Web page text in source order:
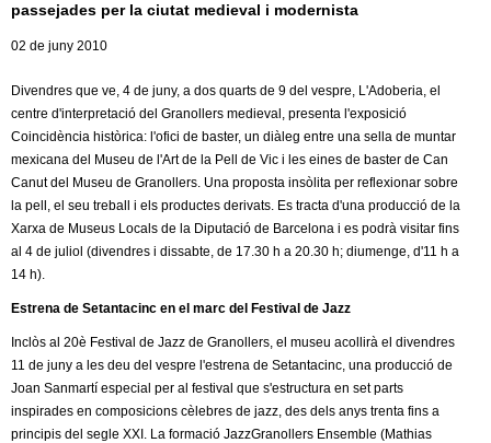
a
m
e
n
d
e
G
a
r
d
e
e
r
passejades per la ciutat medieval i modernista
02 de juny 2010
Divendres que ve, 4 de juny, a dos quarts de 9 del vespre, L'Adoberia, el
centre d'interpretació del Granollers medieval, presenta l'exposició
Coincidència històrica: l'ofici de baster, un diàleg entre una sella de muntar
mexicana del Museu de l'Art de la Pell de Vic i les eines de baster de Can
Canut del Museu de Granollers. Una proposta insòlita per reflexionar sobre
la pell, el seu treball i els productes derivats. Es tracta d'una producció de la
Xarxa de Museus Locals de la Diputació de Barcelona i es podrà visitar fins
al 4 de juliol (divendres i dissabte, de 17.30 h a 20.30 h; diumenge, d'11 h a
14 h).
Estrena de Setantacinc en el marc del Festival de Jazz
Inclòs al 20è Festival de Jazz de Granollers, el museu acollirà el divendres
11 de juny a les deu del vespre l'estrena de Setantacinc, una producció de
Joan Sanmartí especial per al festival que s'estructura en set parts
inspirades en composicions cèlebres de jazz, des dels anys trenta fins a
principis del segle XXI. La formació JazzGranollers Ensemble (Mathias